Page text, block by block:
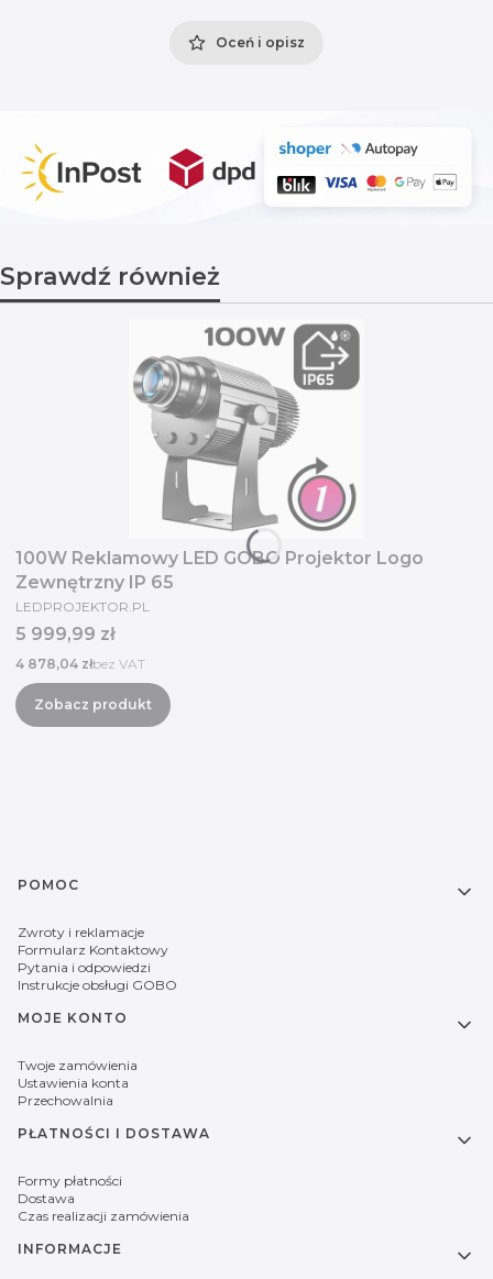
Oceń i opisz
Sprawdź również
100W Reklamowy LED GOBO Projektor Logo
Zewnętrzny IP 65
PRODUCENT
LEDPROJEKTOR.PL
Cena
5 999,99 zł
Cena
4 878,04 złbez VAT
Zobacz produkt
Linki w stopce
POMOC
Zwroty i reklamacje
Formularz Kontaktowy
Pytania i odpowiedzi
Instrukcje obsługi GOBO
MOJE KONTO
Twoje zamówienia
Ustawienia konta
Przechowalnia
PŁATNOŚCI I DOSTAWA
Formy płatności
Dostawa
Czas realizacji zamówienia
INFORMACJE